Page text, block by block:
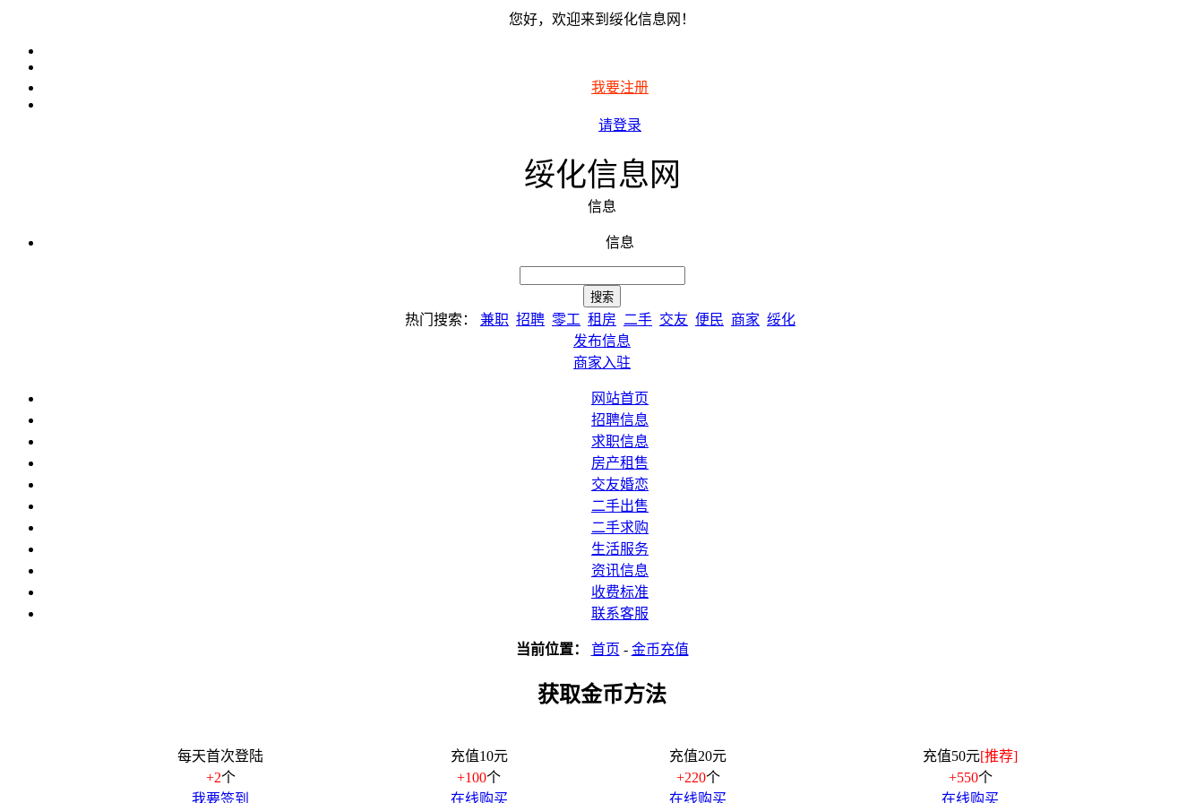
您好，欢迎来到绥化信息网！
我要注册
请登录
绥化信息网
信息
信息
热门搜索： 兼职 招聘 零工 租房 二手 交友 便民 商家 绥化
发布信息
商家入驻
网站首页
招聘信息
求职信息
房产租售
交友婚恋
二手出售
二手求购
生活服务
资讯信息
收费标准
联系客服
当前位置： 首页 - 金币充值
获取金币方法
每天首次登陆
+2个
我要签到
充值10元
+100个
在线购买
充值20元
+220个
在线购买
充值50元[推荐]
+550个
在线购买